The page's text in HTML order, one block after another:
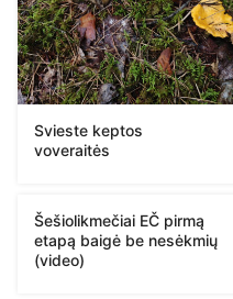
Svieste keptos
voveraitės
Šešiolikmečiai EČ pirmą
etapą baigė be nesėkmių
(video)